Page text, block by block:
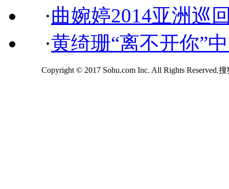
·曲婉婷2014亚洲巡
·黄绮珊“离不开你”
Copyright © 2017 Sohu.com Inc. All Rights Reserved.